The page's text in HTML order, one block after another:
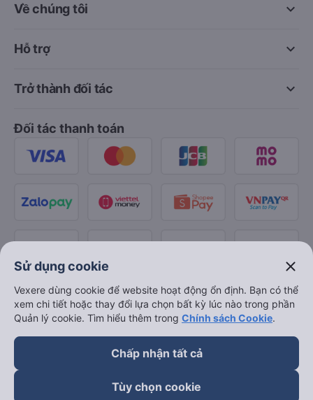
keyboard_arrow_down
Về chúng tôi
keyboard_arrow_down
Hỗ trợ
keyboard_arrow_down
Trở thành đối tác
Đối tác thanh toán
Sử dụng cookie close
Vexere dùng cookie để website hoạt động ổn định. Bạn có thể
xem chi tiết hoặc thay đổi lựa chọn bất kỳ lúc nào trong phần
Quản lý cookie. Tìm hiểu thêm trong Chính sách Cookie.
Chấp nhận tất cả
Tùy chọn cookie